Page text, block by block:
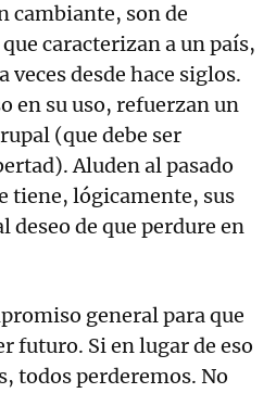
cambiante, son de
caracterizan a un país,
desde hace siglos.
en su uso, refuerzan un
(que debe ser
Aluden al pasado
tiene, lógicamente, sus
deseo de que perdure en
general para que
futuro. Si en lugar de eso
todos perderemos. No